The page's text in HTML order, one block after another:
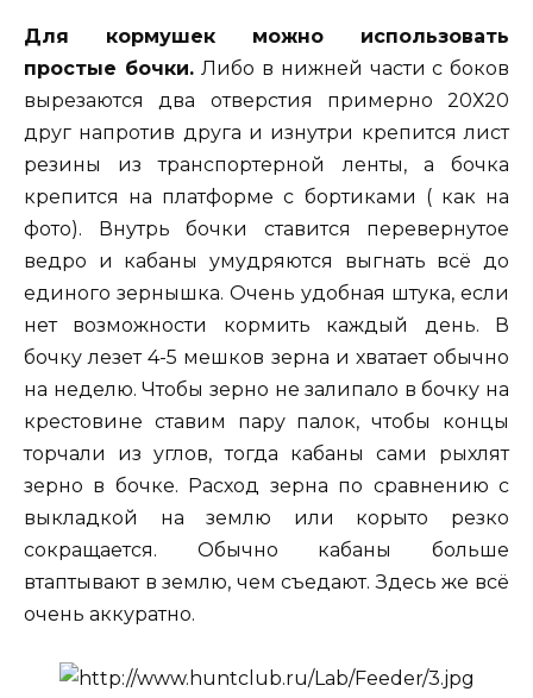
Для кормушек можно использовать
простые бочки.Либо в нижней части с боков
вырезаются два отверстия примерно 20Х20
друг напротив друга и изнутри крепится лист
резины из транспортерной ленты, а бочка
крепится на платформе с бортиками ( как на
фото). Внутрь бочки ставится перевернутое
ведро и кабаны умудряются выгнать всё до
единого зернышка. Очень удобная штука, если
нет возможности кормить каждый день. В
бочку лезет 4-5 мешков зерна и хватает обычно
на неделю. Чтобы зерно не залипало в бочку на
крестовине ставим пару палок, чтобы концы
торчали из углов, тогда кабаны сами рыхлят
зерно в бочке. Расход зерна по сравнению с
выкладкой на землю или корыто резко
сокращается. Обычно кабаны больше
втаптывают в землю, чем съедают. Здесь же всё
очень аккуратно.